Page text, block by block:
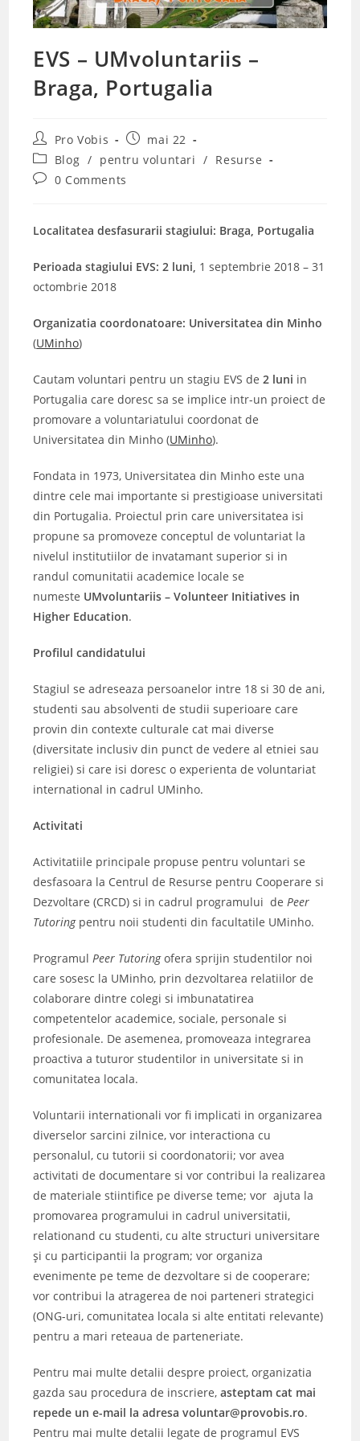
EVS – UMvoluntariis –
Braga, Portugalia
Post
author:
Pro Vobis
Post
published:
mai 22
Post
category:
Blog / pentru voluntari / Resurse
Post0 Comments
Localitatea desfasurarii stagiului: Braga, Portugalia
Perioada stagiului EVS: 2 luni, 1 septembrie 2018 – 31
octombrie 2018
Organizatia coordonatoare: Universitatea din Minho
(UMinho)
Cautam voluntari pentru un stagiu EVS de2 luni in
Portugalia care doresc sa se implice intr-un proiect de
promovare a voluntariatului coordonat de
Universitatea din Minho (UMinho).
Fondata in 1973, Universitatea din Minho este una
dintre cele mai importante si prestigioase universitati
din Portugalia. Proiectul prin care universitatea isi
propune sa promoveze conceptul de voluntariat la
nivelul institutiilor de invatamant superior si in
randul comunitatii academice locale se
numeste UMvoluntariis – Volunteer Initiatives in
Higher Education.
Profilul candidatului
Stagiul se adreseaza persoanelor intre 18 si 30 de ani,
studenti sau absolventi de studii superioare care
provin din contexte culturale cat mai diverse
(diversitate inclusiv din punct de vedere al etniei sau
religiei) si care isi doresc o experienta de voluntariat
international in cadrul UMinho.
Activitati
Activitatiile principale propuse pentru voluntari se
desfasoara la Centrul de Resurse pentru Cooperare si
Dezvoltare (CRCD) si in cadrul programului dePeer
Tutoring pentru noii studenti din facultatile UMinho.
ProgramulPeer Tutoringofera sprijin studentilor noi
care sosesc la UMinho, prin dezvoltarea relatiilor de
colaborare dintre colegi si imbunatatirea
competentelor academice, sociale, personale si
profesionale. De asemenea, promoveaza integrarea
proactiva a tuturor studentilor in universitate si in
comunitatea locala.
Voluntarii internationali vor fi implicati in organizarea
diverselor sarcini zilnice, vor interactiona cu
personalul, cu tutorii si coordonatorii; vor avea
activitati de documentare si vor contribui la realizarea
de materiale stiintifice pe diverse teme; vor ajuta la
promovarea programului in cadrul universitatii,
relationand cu studenti, cu alte structuri universitare
și cu participantii la program; vor organiza
evenimente pe teme de dezvoltare si de cooperare;
vor contribui la atragerea de noi parteneri strategici
(ONG-uri, comunitatea locala si alte entitati relevante)
pentru a mari reteaua de parteneriate.
Pentru mai multe detalii despre proiect, organizatia
gazda sau procedura de inscriere,asteptam cat mai
repede un e-mail la adresa voluntar@provobis.ro.
Pentru mai multe detalii legate de programul EVS